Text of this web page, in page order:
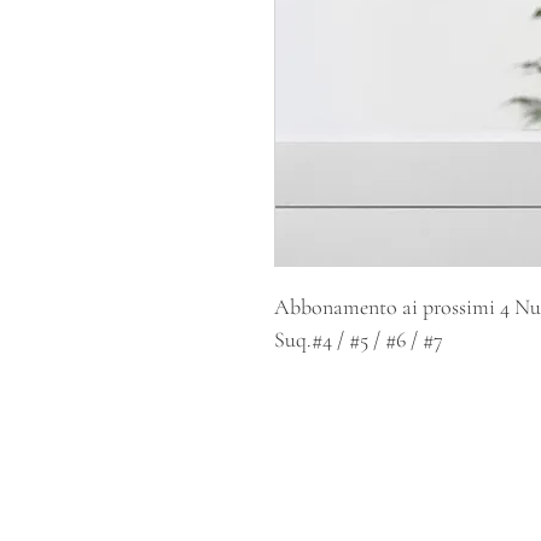
Abbonamento ai prossimi 4
Suq.#4 / #5 / #6 / #7